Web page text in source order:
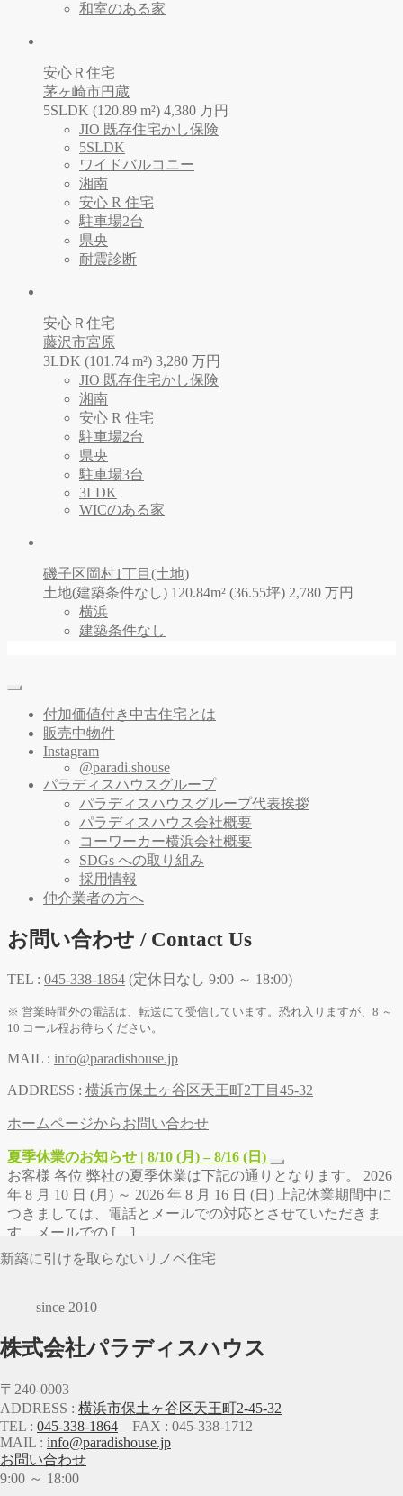
和室のある家
安心Ｒ住宅
茅ヶ崎市円蔵
5SLDK (120.89 m²) 4,380 万円
JIO 既存住宅かし保険
5SLDK
ワイドバルコニー
湘南
安心 R 住宅
駐車場2台
県央
耐震診断
安心Ｒ住宅
藤沢市宮原
3LDK (101.74 m²) 3,280 万円
JIO 既存住宅かし保険
湘南
安心 R 住宅
駐車場2台
県央
駐車場3台
3LDK
WICのある家
磯子区岡村1丁目(土地)
土地(建築条件なし) 120.84m² (36.55坪) 2,780 万円
横浜
建築条件なし
新築に引けを取らないリノベ住宅
since 2010
株式会社パラディスハウス
〒240-0003
ADDRESS : 横浜市保土ヶ谷区天王町2-45-32
TEL : 045-338-1864 FAX : 045-338-1712
MAIL : info@paradishouse.jp
お問い合わせ
9:00 ～ 18:00
付加価値付き中古住宅とは
販売中物件
Instagram
@paradi.shouse
パラディスハウスグループ
パラディスハウスグループ代表挨拶
パラディスハウス会社概要
コーワーカー横浜会社概要
SDGs への取り組み
採用情報
仲介業者の方へ
お問い合わせ / Contact Us
TEL : 045-338-1864 (定休日なし 9:00 ～ 18:00)
※ 営業時間外の電話は、転送にて受信しています。恐れ入りますが、8 ～
10 コール程お待ちください。
MAIL : info@paradishouse.jp
ADDRESS : 横浜市保土ヶ谷区天王町2丁目45-32
ホームページからお問い合わせ
夏季休業のお知らせ | 8/10 (月) – 8/16 (日)
お客様 各位 弊社の夏季休業は下記の通りとなります。 2026
年 8 月 10 日 (月) ～ 2026 年 8 月 16 日 (日) 上記休業期間中に
つきましては、電話とメールでの対応とさせていただきま
す。メールでの […]